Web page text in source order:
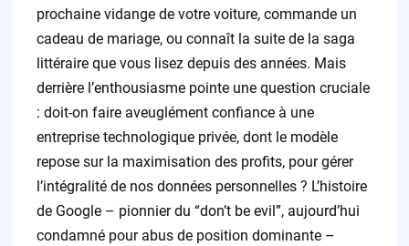
prochaine vidange de votre voiture, commande un
cadeau de mariage, ou connaît la suite de la saga
littéraire que vous lisez depuis des années. Mais
derrière l’enthousiasme pointe une question cruciale
: doit-on faire aveuglément confiance à une
entreprise technologique privée, dont le modèle
repose sur la maximisation des profits, pour gérer
l’intégralité de nos données personnelles ? L’histoire
de Google – pionnier du “don’t be evil”, aujourd’hui
condamné pour abus de position dominante –